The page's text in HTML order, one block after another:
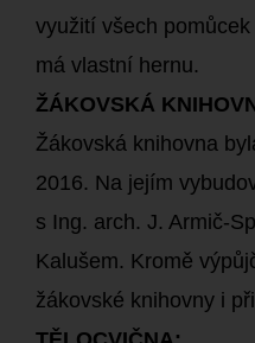
využití všech
má vlastní hernu.
ŽÁKOVSKÁ
Žákovská knihovna
2016. Na jejím
s Ing. arch. J. Armič-
Kalušem. Kromě
žákovské knihovny i